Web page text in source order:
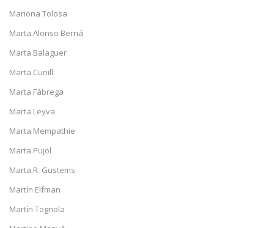
Mariona Tolosa
Marta Alonso Berná
Marta Balaguer
Marta Cunill
Marta Fàbrega
Marta Leyva
Marta Mempathie
Marta Pujol
Marta R. Gustems
Martín Elfman
Martín Tognola